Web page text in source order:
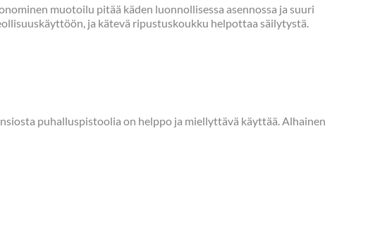
muotoilu pitää käden luonnollisessa asennossa ja suuri
ja kätevä ripustuskoukku helpottaa säilytystä.
puhalluspistoolia on helppo ja miellyttävä käyttää. Alhainen